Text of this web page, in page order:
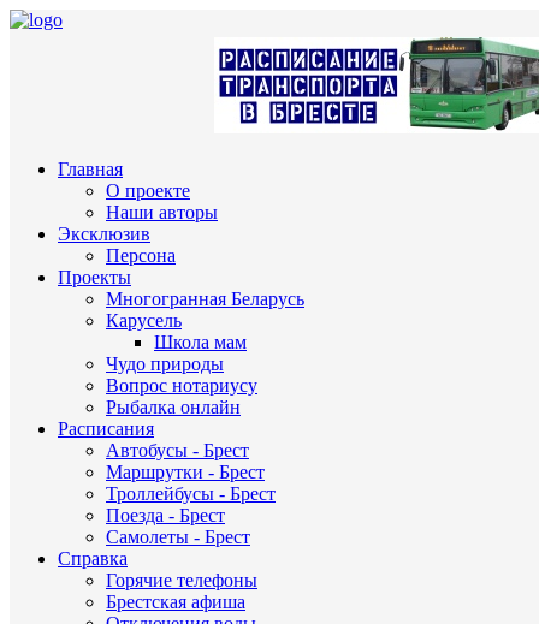
Главная
О проекте
Наши авторы
Эксклюзив
Персона
Проекты
Многогранная Беларусь
Карусель
Школа мам
Чудо природы
Вопрос нотариусу
Рыбалка онлайн
Расписания
Автобусы - Брест
Маршрутки - Брест
Троллейбусы - Брест
Поезда - Брест
Самолеты - Брест
Справка
Горячие телефоны
Брестская афиша